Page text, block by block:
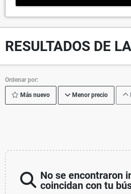
RESULTADOS DE
Ordenar por:
Más nuevo Menor precio
No se encontraron
coincidan con tu